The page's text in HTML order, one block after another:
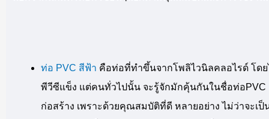
ท่อ PVC สีฟ้า คือท่อที่ทำขึ้นจากโพลิไวนิลคลอไรด์ โด
พีวีซีแข็ง แต่คนทั่วไปนั้น จะรู้จักมักคุ้นกันในชื่อท่อPVC
ก่อสร้าง เพราะด้วยคุณสมบัติที่ดี หลายอย่าง ไม่ว่าจะ